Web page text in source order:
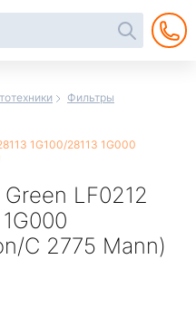
Фильтры
1G100/28113 1G000
LF0212
C 2775 Mann)